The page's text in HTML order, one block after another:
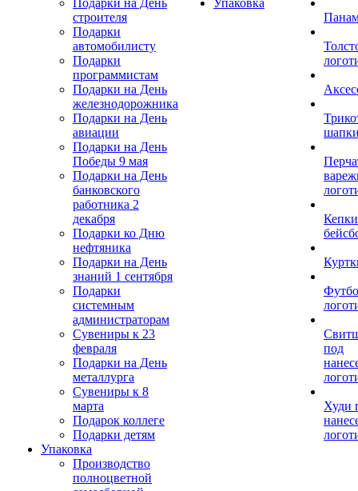
Подарки на День
строителя
Подарки
автомобилисту
Подарки
программистам
Подарки на День
железнодорожника
Подарки на День
авиации
Подарки на День
Победы 9 мая
Подарки на День
банковского
работника 2
декабря
Подарки ко Дню
нефтяника
Подарки на День
знаний 1 сентября
Подарки
системным
администраторам
Сувениры к 23
февраля
Подарки на День
металлурга
Сувениры к 8
марта
Подарок коллеге
Подарки детям
Упаковка
Производство
полноцветной
Упаковка
под
Худи